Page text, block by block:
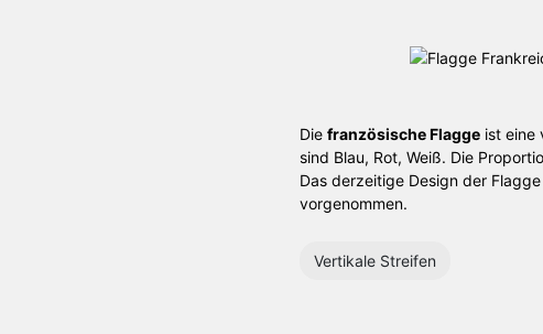
Die französische Flagge ist eine
sind Blau, Rot, Weiß. Die
Das derzeitige Design der
vorgenommen.
Vertikale Streifen